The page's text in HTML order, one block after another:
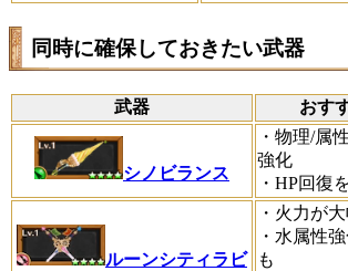
同時に確保しておきたい武器
武器 おす
シノビランス
・物理/属
強化
・HP回復
ルーンシティラビ
・火力が
・水属性
も